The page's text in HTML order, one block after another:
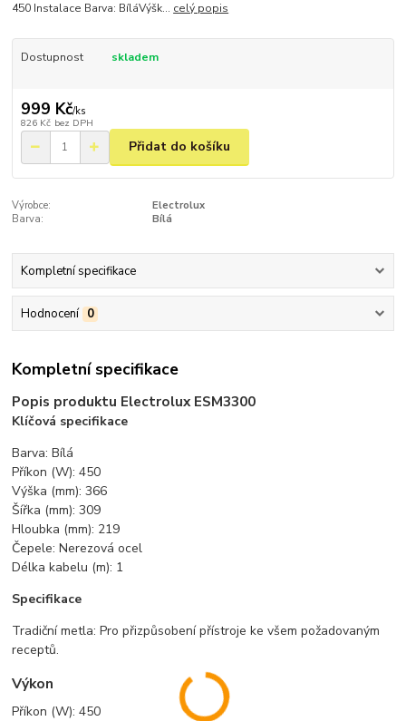
450 Instalace Barva: BíláVýšk... celý popis
Dostupnost skladem
999 Kč/ks
826 Kč bez DPH
Přidat do košíku
Výrobce:
Electrolux
Barva:
Bílá
Kompletní specifikace
Hodnocení 0
Kompletní specifikace
Popis produktu Electrolux ESM3300
Klíčová specifikace
Barva: Bílá
Příkon (W): 450
Výška (mm): 366
Šířka (mm): 309
Hloubka (mm): 219
Čepele: Nerezová ocel
Délka kabelu (m): 1
Specifikace
Tradiční metla: Pro přizpůsobení přístroje ke všem požadovaným
receptů.
Výkon
Příkon (W): 450